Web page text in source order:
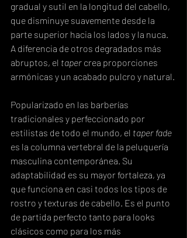
gradual y sutil en la longitud del cabello,
que disminuye suavemente desde la
parte superior hacia los lados y la nuca.
A diferencia de otros degradados más
abruptos, el taper crea proporciones
armónicas y un acabado pulcro y natural.
Popularizado en las barberías
tradicionales y perfeccionado por
estilistas de todo el mundo, el taper fade
es la columna vertebral de la peluquería
masculina contemporánea. Su
adaptabilidad es su mayor fortaleza, ya
que funciona en casi todos los tipos de
rostro y texturas de cabello. Es el punto
de partida perfecto tanto para looks
clásicos como para los más